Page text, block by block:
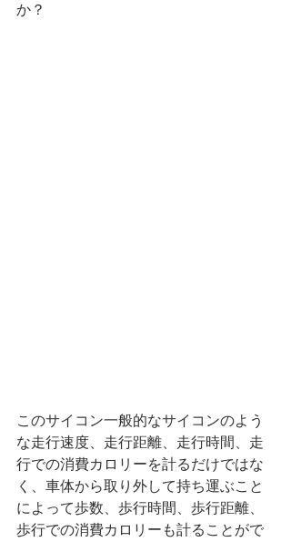
か？
このサイコン一般的なサイコンのよう
な走行速度、走行距離、走行時間、走
行での消費カロリーを計るだけではな
く、車体から取り外して持ち運ぶこと
によって歩数、歩行時間、歩行距離、
歩行での消費カロリーも計ることがで